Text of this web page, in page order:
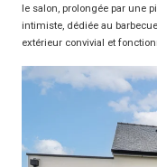
le salon, prolongée par une
intimiste, dédiée au
extérieur convivial et